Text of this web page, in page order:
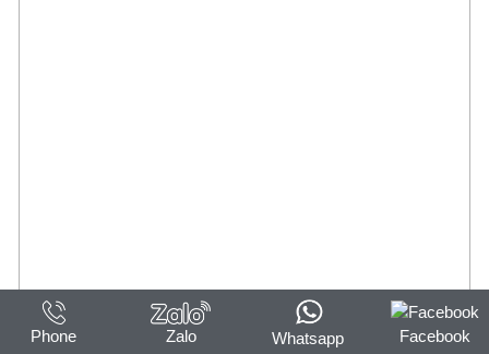
Phone Zalo Whatsapp Facebook